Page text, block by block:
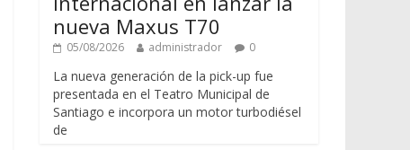
nueva Maxus T70
05/08/2026 administrador 0
La nueva generación de la pick-up fue
presentada en el Teatro Municipal de
Santiago e incorpora un motor turbodiésel
de